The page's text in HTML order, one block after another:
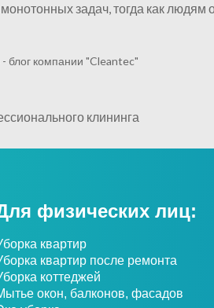
задач, тогда как людям
блог компании "Cleantec"
клининга
физических лиц:
квартир
квартир после ремонта
коттеджей
окон, балконов, фасадов